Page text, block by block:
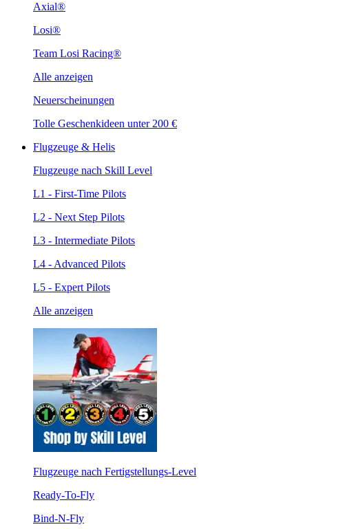
Axial®
Losi®
Team Losi Racing®
Alle anzeigen
Neuerscheinungen
Tolle Geschenkideen unter 200 €
Flugzeuge & Helis
Flugzeuge nach Skill Level
L1 - First-Time Pilots
L2 - Next Step Pilots
L3 - Intermediate Pilots
L4 - Advanced Pilots
L5 - Expert Pilots
Alle anzeigen
Flugzeuge nach Fertigstellungs-Level
Ready-To-Fly
Bind-N-Fly